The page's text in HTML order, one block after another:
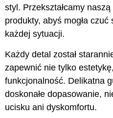
styl. Przekształcamy
produkty, abyś mogła
każdej sytuacji.
Każdy detal został
zapewnić nie tylko
funkcjonalność. Delikatna
doskonałe dopasowanie,
ucisku ani dyskomfortu.